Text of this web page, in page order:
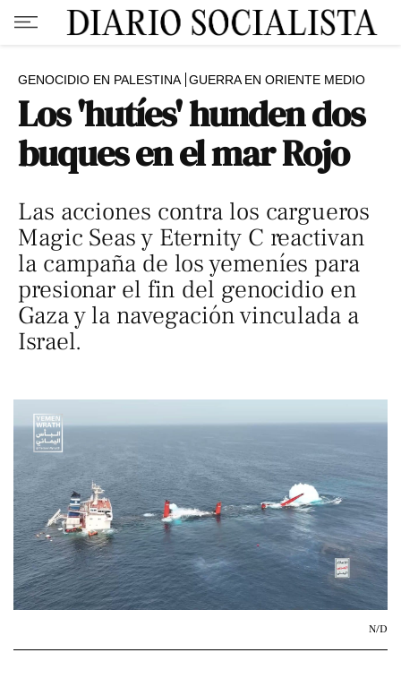
GENOCIDIO EN PALESTINA GUERRA EN ORIENTE MEDIO
Los 'hutíes' hunden dos
buques en el mar Rojo
Las acciones contra los cargueros
Magic Seas y Eternity C reactivan
la campaña de los yemeníes para
presionar el fin del genocidio en
Gaza y la navegación vinculada a
Israel.
N/D